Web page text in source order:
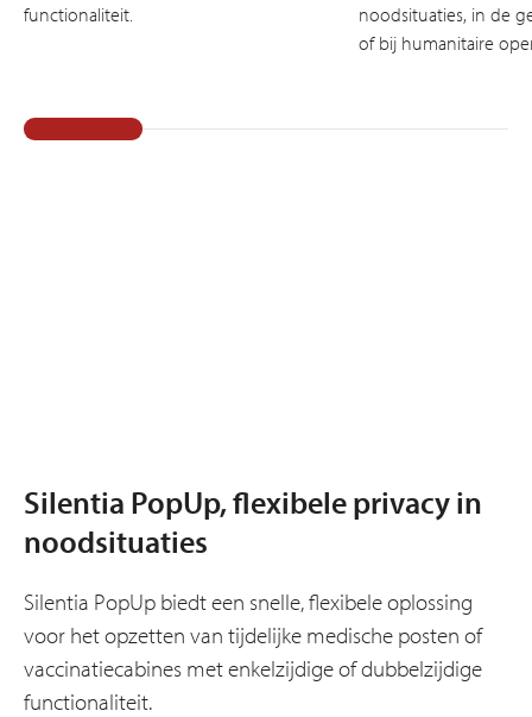
functionaliteit.
noodsituaties, in de
of bij humanitaire
Silentia PopUp, flexibele privacy in
noodsituaties
Silentia PopUp biedt een snelle, flexibele oplossing
voor het opzetten van tijdelijke medische posten of
vaccinatiecabines met enkelzijdige of dubbelzijdige
functionaliteit.